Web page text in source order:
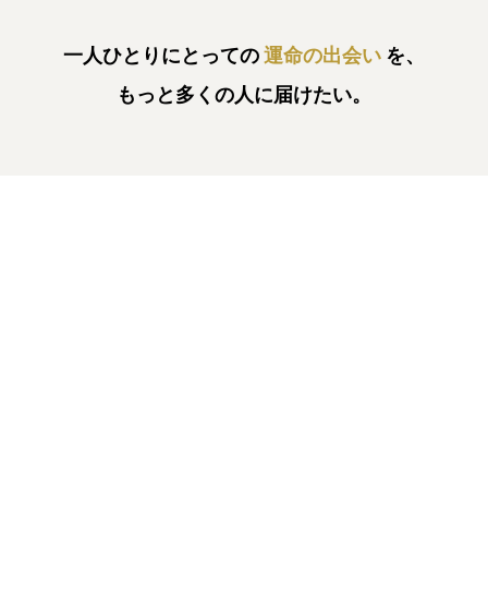
一人ひとりにとっての運命の出会い を、
もっと多くの人に届けたい。